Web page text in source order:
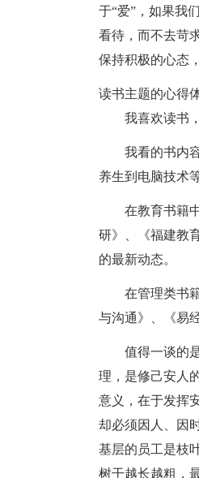
于“爱”，如果我
看待，而不去苛
保持积极的心态
读书主题的心得
我喜欢读书
我看的书内
养生到电脑技术
在教育书籍
研》、《福建教
的最新动态。
在管理类书
与沟通》、《易
值得一谈的
理，是修己安人
意义，在于发挥
却必须因人、因
基层的员工是枝
树干越长越粗，